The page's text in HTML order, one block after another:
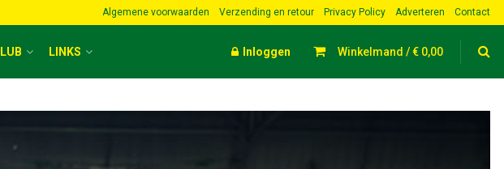
Algemene voorwaarden Verzending en retour Privacy Policy Adverteren Contact
LINKS Inloggen Winkelmand /€ 0,00